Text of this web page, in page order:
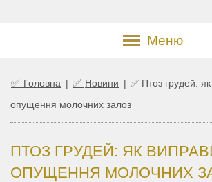
Меню
✅ Головна | ✅ Новини | ✅ Птоз грудей:
опущення молочних залоз
ПТОЗ ГРУДЕЙ: ЯК
ОПУЩЕННЯ МОЛОЧНИХ